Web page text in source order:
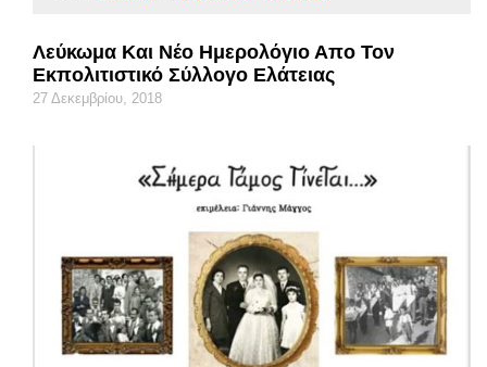
Λεύκωμα Και Νέο Ημερολόγιο Απο Τον
Εκπολιτιστικό Σύλλογο Ελάτειας
27 Δεκεμβρίου, 2018